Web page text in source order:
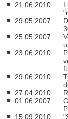
21.06.2010
29.05.2007
25.05.2007
23.06.2010
29.06.2010
27.04.2010
01.06.2007
15.09.2010